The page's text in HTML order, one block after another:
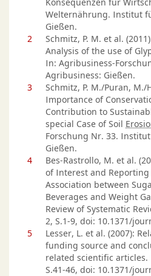
Welternährung. Institut
Gießen.
2
Schmitz, P. M. et al.
Analysis of the use of
In: Agribusiness-
Agribusiness: Gießen.
3
Schmitz, P. M./Puran, M./
Importance of
Contribution to
special Case of Soil
Forschung Nr. 33.
Gießen.
4
Bes-Rastrollo, M. et al.
of Interest and
Association between
Beverages and Weight
Review of Systematic
2, S.1-9, doi: 10.1371/
5
Lesser, L. et al. (2007):
funding source and
related scientific articles.
S.41-46, doi: 10.1371/